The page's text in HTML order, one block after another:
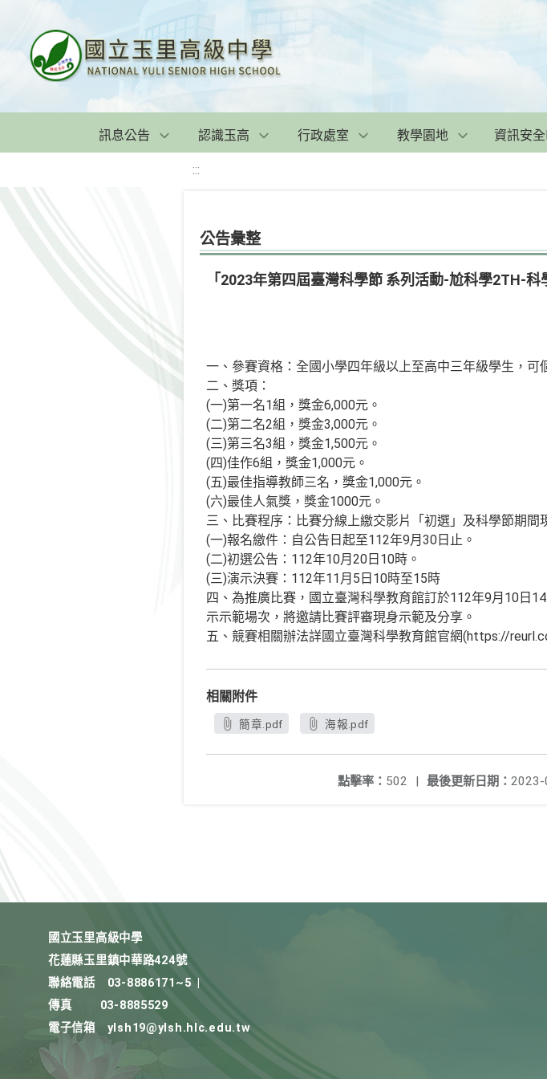
訊息公告 認識玉高 行政處室 教學園地 資訊安
:::
公告彙整
「2023年第四屆臺灣科學節 系列活動-尬科學2TH-科
一、參賽資格：全國小學四年級以上至高中三年級學生，可
二、獎項：
(一)第一名1組，獎金6,000元。
(二)第二名2組，獎金3,000元。
(三)第三名3組，獎金1,500元。
(四)佳作6組，獎金1,000元。
(五)最佳指導教師三名，獎金1,000元。
(六)最佳人氣獎，獎金1000元。
三、比賽程序：比賽分線上繳交影片「初選」及科學節期
(一)報名繳件：自公告日起至112年9月30日止。
(二)初選公告：112年10月20日10時。
(三)演示決賽：112年11月5日10時至15時
四、為推廣比賽，國立臺灣科學教育館訂於112年9月10日
示示範場次，將邀請比賽評審現身示範及分享。
五、競賽相關辦法詳國立臺灣科學教育館官網(https://
相關附件
簡章.pdf 海報.pdf
最後更新日期： 2023-
點擊率： 502 |
國立玉里高級中學
花蓮縣玉里鎮中華路424號
聯絡電話
03-8886171~5
傳真
03-8885529
電子信箱
ylsh19@ylsh.hlc.edu.tw